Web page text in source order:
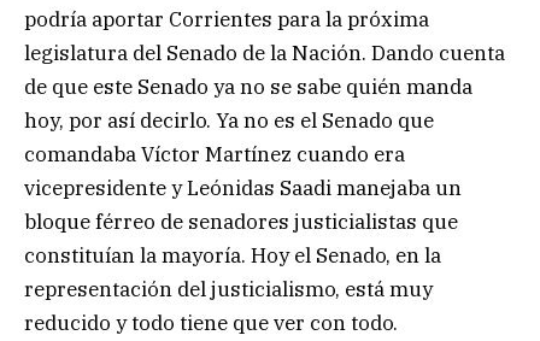
podría aportar Corrientes para la próxima
legislatura del Senado de la Nación. Dando cuenta
de que este Senado ya no se sabe quién manda
hoy, por así decirlo. Ya no es el Senado que
comandaba Víctor Martínez cuando era
vicepresidente y Leónidas Saadi manejaba un
bloque férreo de senadores justicialistas que
constituían la mayoría. Hoy el Senado, en la
representación del justicialismo, está muy
reducido y todo tiene que ver con todo.